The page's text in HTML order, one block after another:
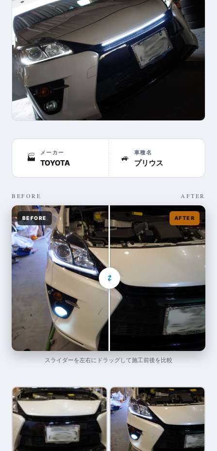
🏭
メーカー
TOYOTA
🚙
車種名
プリウス
BEFORE AFTER
BEFORE AFTER
⇄
スライダーを左右にドラッグして施工前後を比較